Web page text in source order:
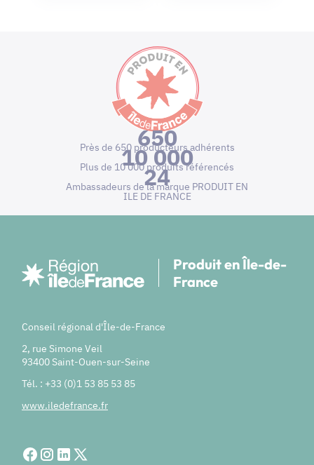
650
Près de 650 producteurs adhérents
10 000
Plus de 10 000 produits référencés
24
Ambassadeurs de la marque PRODUIT EN
ILE DE FRANCE
Produit en Île-de-
France
Conseil régional d'Île-de-France
2, rue Simone Veil
93400 Saint-Ouen-sur-Seine
Tél. : +33 (0)1 53 85 53 85
www.iledefrance.fr